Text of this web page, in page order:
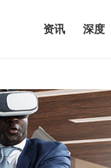
资讯 深度